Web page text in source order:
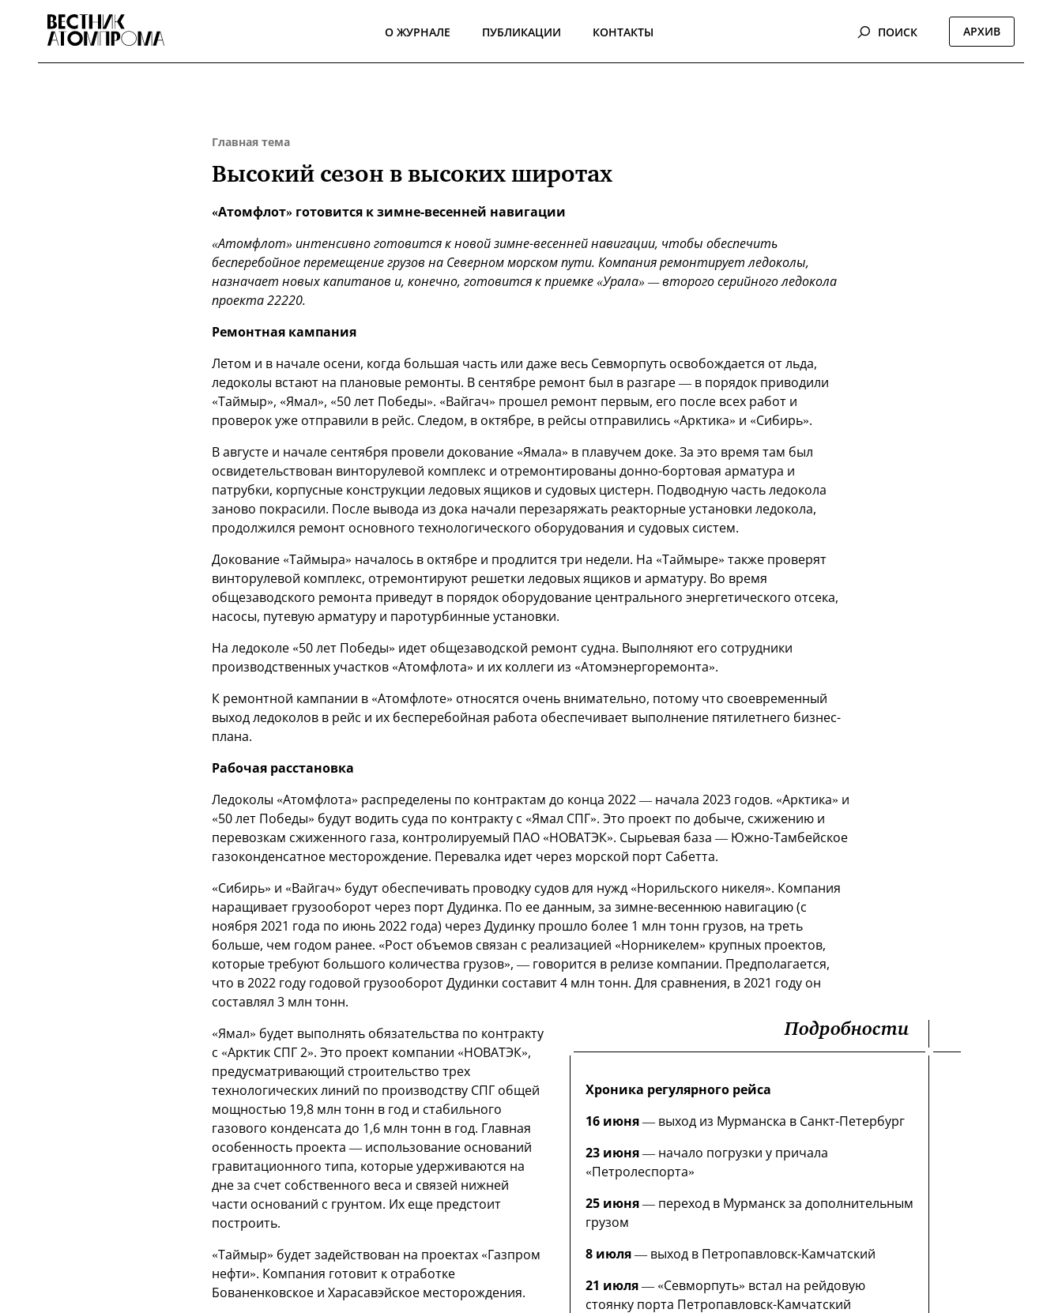
О ЖУРНАЛЕ ПУБЛИКАЦИИ КОНТАКТЫ ПОИСК АРХИВ
Главная тема
Высокий сезон в высоких широтах
«Атомфлот» готовится к зимне-весенней навигации
«Атомфлот» интенсивно готовится к новой зимне-весенней навигации, чтобы обеспечить
бесперебойное перемещение грузов на Северном морском пути. Компания ремонтирует ледоколы,
назначает новых капитанов и, конечно, готовится к приемке «Урала» — второго серийного ледокола
проекта 22220.
Ремонтная кампания
Летом и в начале осени, когда большая часть или даже весь Севморпуть освобождается от льда,
ледоколы встают на плановые ремонты. В сентябре ремонт был в разгаре — в порядок приводили
«Таймыр», «Ямал», «50 лет Победы». «Вайгач» прошел ремонт первым, его после всех работ и
проверок уже отправили в рейс. Следом, в октябре, в рейсы отправились «Арктика» и «Сибирь».
В августе и начале сентября провели докование «Ямала» в плавучем доке. За это время там был
освидетельствован винторулевой комплекс и отремонтированы донно-бортовая арматура и
патрубки, корпусные конструкции ледовых ящиков и судовых цистерн. Подводную часть ледокола
заново покрасили. После вывода из дока начали перезаряжать реакторные установки ледокола,
продолжился ремонт основного технологического оборудования и судовых систем.
Докование «Таймыра» началось в октябре и продлится три недели. На «Таймыре» также проверят
винторулевой комплекс, отремонтируют решетки ледовых ящиков и арматуру. Во время
общезаводского ремонта приведут в порядок оборудование центрального энергетического отсека,
насосы, путевую арматуру и паротурбинные установки.
На ледоколе «50 лет Победы» идет общезаводской ремонт судна. Выполняют его сотрудники
производственных участков «Атомфлота» и их коллеги из «Атомэнергоремонта».
К ремонтной кампании в «Атомфлоте» относятся очень внимательно, потому что своевременный
выход ледоколов в рейс и их бесперебойная работа обеспечивает выполнение пятилетнего бизнес-
плана.
Рабочая расстановка
Ледоколы «Атомфлота» распределены по контрактам до конца 2022 — начала 2023 годов. «Арктика» и
«50 лет Победы» будут водить суда по контракту с «Ямал СПГ». Это проект по добыче, сжижению и
перевозкам сжиженного газа, контролируемый ПАО «НОВАТЭК». Сырьевая база — Южно-Тамбейское
газоконденсатное месторождение. Перевалка идет через морской порт Сабетта.
«Сибирь» и «Вайгач» будут обеспечивать проводку судов для нужд «Норильского никеля». Компания
наращивает грузооборот через порт Дудинка. По ее данным, за зимне-весеннюю навигацию (с
ноября 2021 года по июнь 2022 года) через Дудинку прошло более 1 млн тонн грузов, на треть
больше, чем годом ранее. «Рост объемов связан с реализацией «Норникелем» крупных проектов,
которые требуют большого количества грузов», — говорится в релизе компании. Предполагается,
что в 2022 году годовой грузооборот Дудинки составит 4 млн тонн. Для сравнения, в 2021 году он
составлял 3 млн тонн.
Хроника регулярного рейса
16 июня— выход из Мурманска в Санкт-Петербург
23 июня— начало погрузки у причала
«Петролеспорта»
25 июня— переход в Мурманск за дополнительным
грузом
8 июля— выход в Петропавловск-Камчатский
21 июля— «Севморпуть» встал на рейдовую
стоянку порта Петропавловск-Камчатский
Подробности
«Ямал» будет выполнять обязательства по контракту
с «Арктик СПГ 2». Это проект компании «НОВАТЭК»,
предусматривающий строительство трех
технологических линий по производству СПГ общей
мощностью 19,8 млн тонн в год и стабильного
газового конденсата до 1,6 млн тонн в год. Главная
особенность проекта — использование оснований
гравитационного типа, которые удерживаются на
дне за счет собственного веса и связей нижней
части оснований с грунтом. Их еще предстоит
построить.
«Таймыр» будет задействован на проектах «Газпром
нефти». Компания готовит к отработке
Бованенковское и Харасавэйское месторождения.